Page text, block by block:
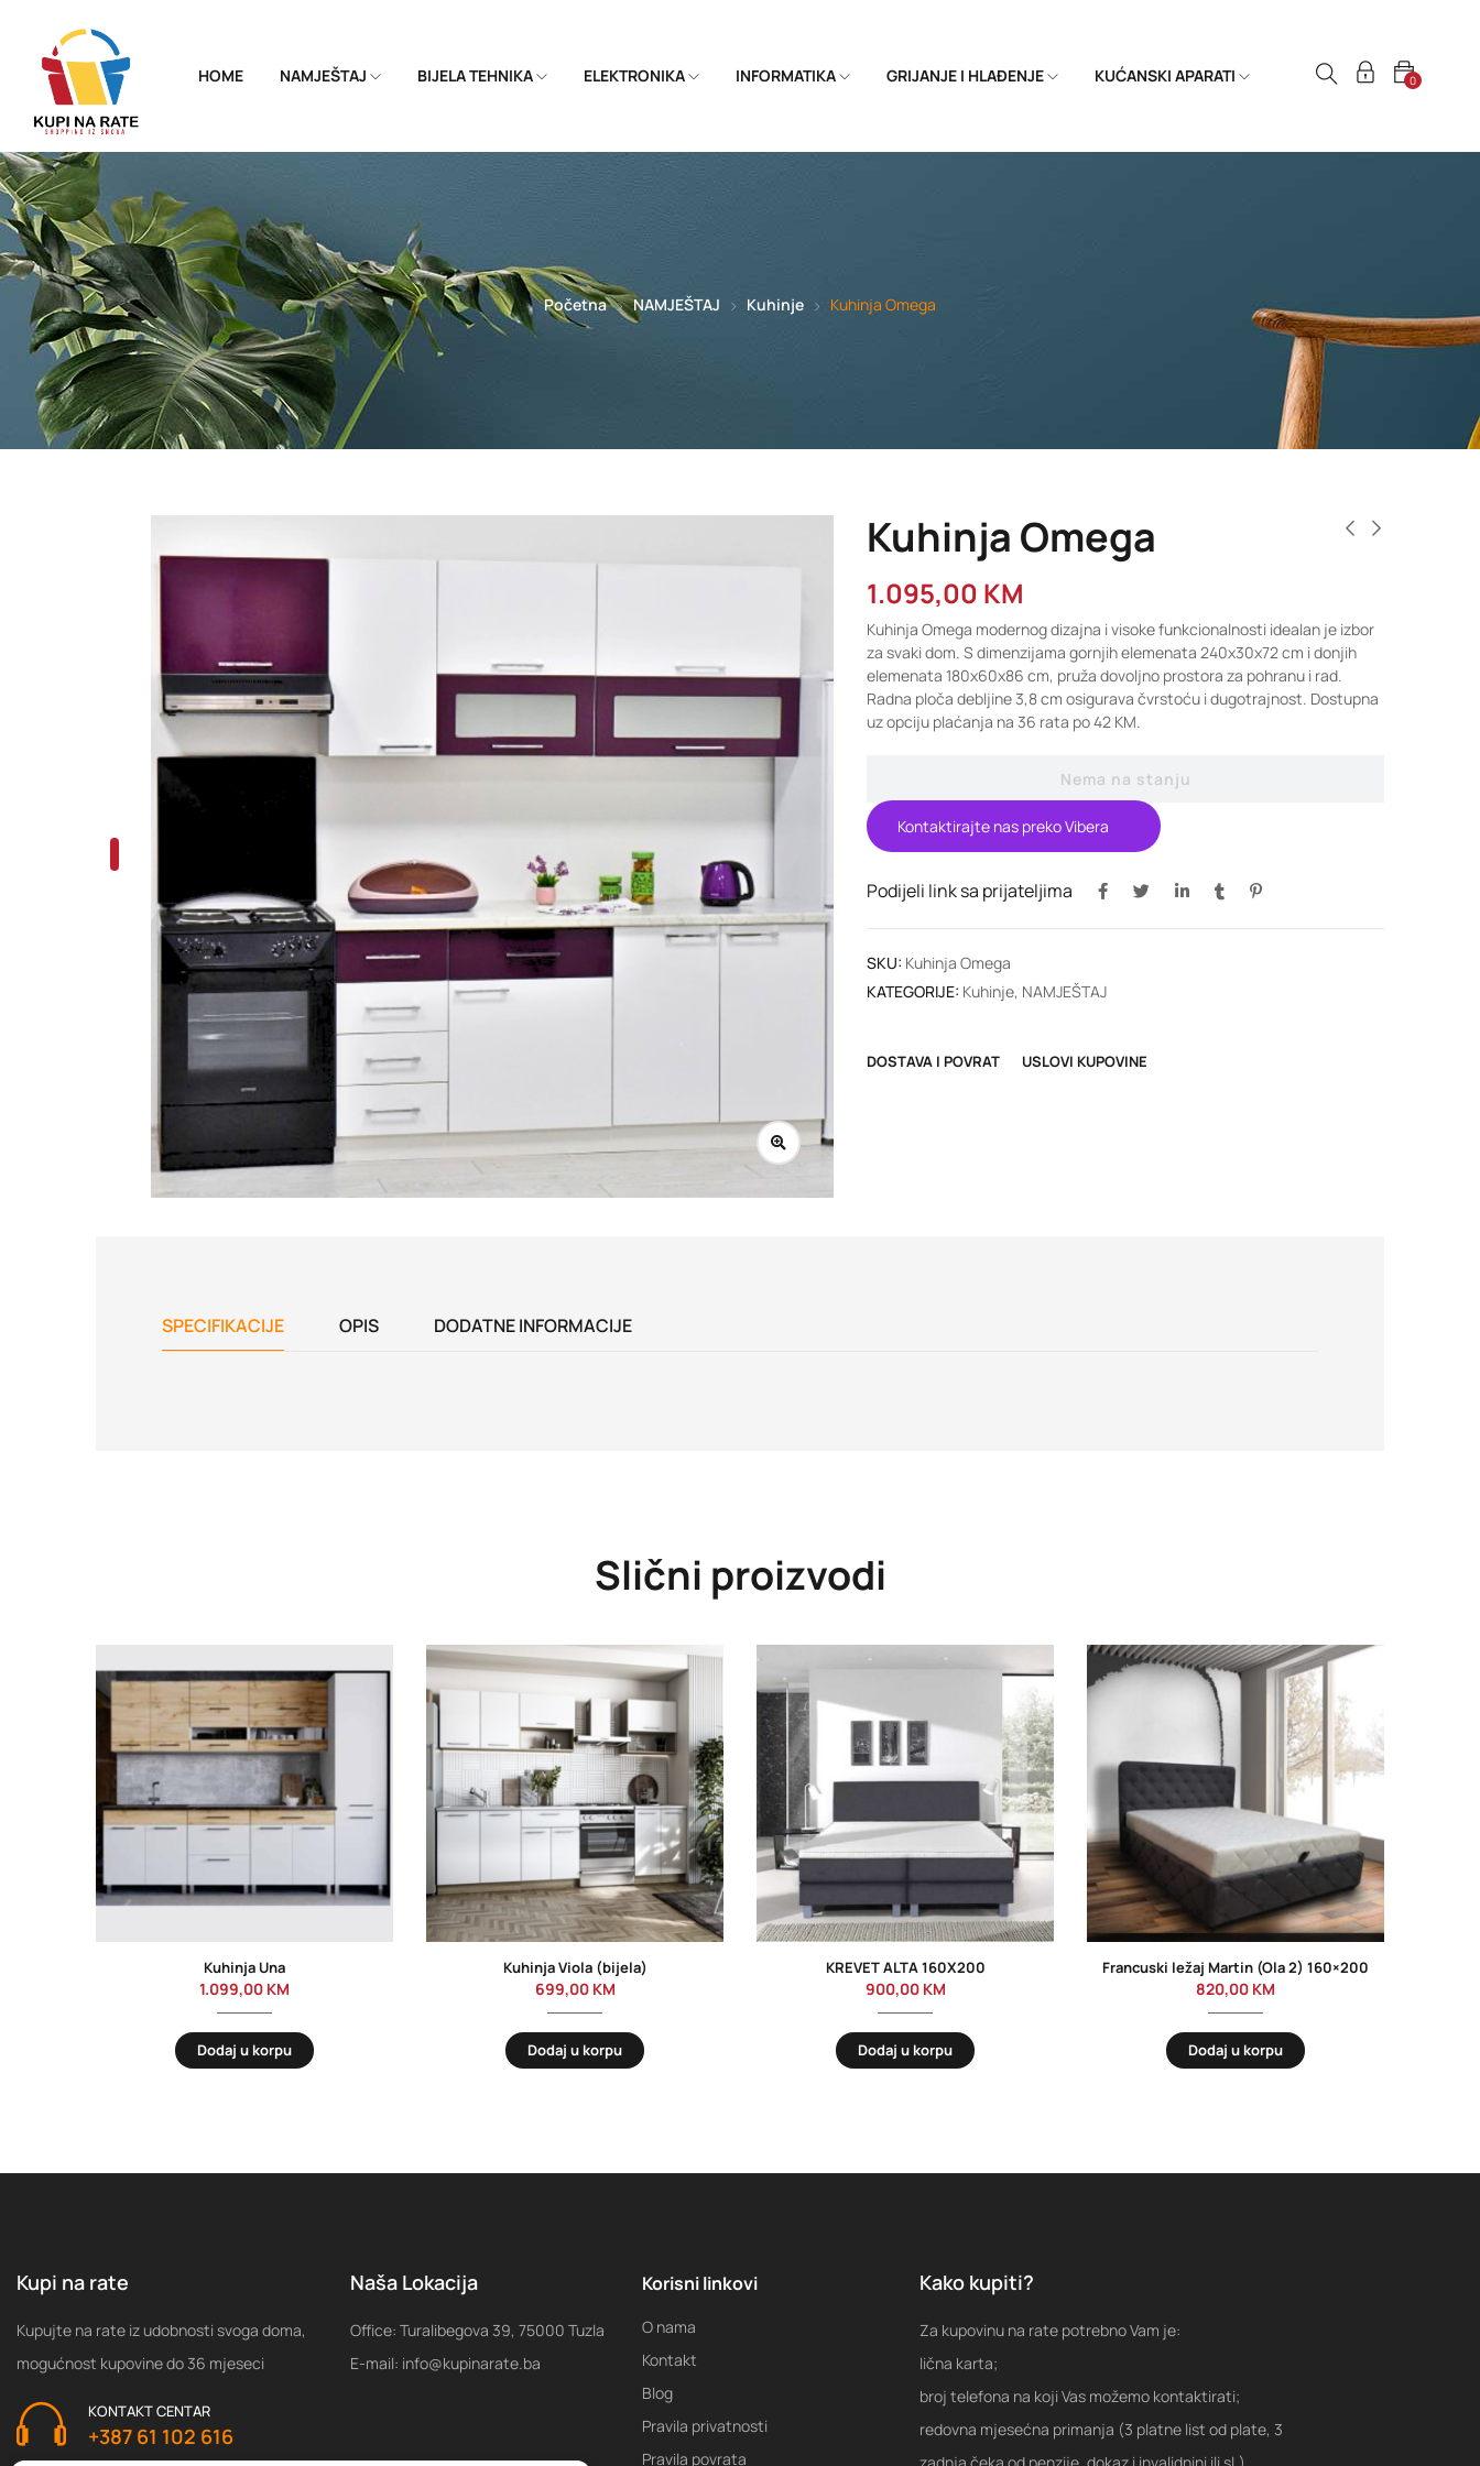
HOME NAMJEŠTAJ BIJELA TEHNIKA ELEKTRONIKA INFORMATIKA GRIJANJE I HLAĐENJE KUĆANSKI APARATI 0
Početna NAMJEŠTAJ Kuhinje Kuhinja Omega
Kuhinja Omega
1.095,00 KM
Kuhinja Omega modernog dizajna i visoke funkcionalnosti idealan je izbor
za svaki dom. S dimenzijama gornjih elemenata 240x30x72 cm i donjih
elemenata 180x60x86 cm, pruža dovoljno prostora za pohranu i rad.
Radna ploča debljine 3,8 cm osigurava čvrstoću i dugotrajnost. Dostupna
uz opciju plaćanja na 36 rata po 42 KM.
Nema na stanju
Kontaktirajte nas preko Vibera
Podijeli link sa prijateljima
SKU: Kuhinja Omega
KATEGORIJE: Kuhinje, NAMJEŠTAJ
DOSTAVA I POVRAT USLOVI KUPOVINE
SPECIFIKACIJE OPIS DODATNE INFORMACIJE
Slični proizvodi
Kuhinja Una
1.099,00 KM
Dodaj u korpu
Kuhinja Viola (bijela)
699,00 KM
Dodaj u korpu
KREVET ALTA 160X200
900,00 KM
Dodaj u korpu
Francuski ležaj Martin (Ola 2) 160×200
820,00 KM
Dodaj u korpu
Kupi na rate
Kupujte na rate iz udobnosti svoga doma,
mogućnost kupovine do 36 mjeseci
KONTAKT CENTAR
+387 61 102 616
Naša Lokacija
Office: Turalibegova 39, 75000 Tuzla
E-mail: info@kupinarate.ba
Korisni linkovi
O nama
Kontakt
Blog
Pravila privatnosti
Pravila povrata
Kako kupiti?
Za kupovinu na rate potrebno Vam je:
lična karta;
broj telefona na koji Vas možemo kontaktirati;
redovna mjesećna primanja (3 platne list od plate, 3